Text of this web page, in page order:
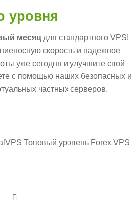
уровня
месяц для стандартного VPS!
скорость и надежное
уже сегодня и улучшите свой
с помощью наших безопасных и
частных серверов.